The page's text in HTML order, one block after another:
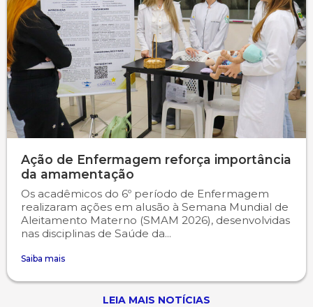
Ação de Enfermagem reforça importância
da amamentação
Os acadêmicos do 6º período de Enfermagem
realizaram ações em alusão à Semana Mundial de
Aleitamento Materno (SMAM 2026), desenvolvidas
nas disciplinas de Saúde da...
Saiba mais
LEIA MAIS NOTÍCIAS